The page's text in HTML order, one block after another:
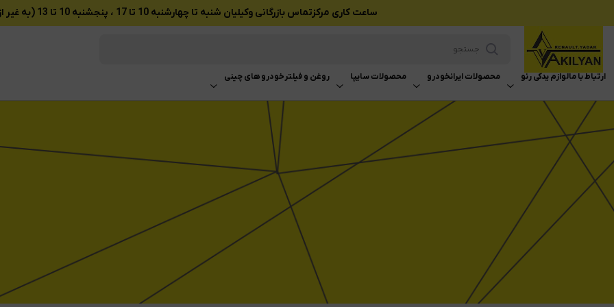
ساعت کاری مرکزتماس بازرگانی وکیلیان شنبه تا چهارشنبه 10 تا 17 ، پنجشنبه 10 تا 13 (به غیر از تعطیلات رسمی)
ارتباط با مالوازم یدکی رنو محصولات ایرانخودرو محصولات سایپا روغن و فیلتر خودرو های چینی